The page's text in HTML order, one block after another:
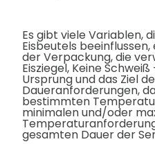
Es gibt viele Variablen,
Eisbeutels
der Verpackung, die
Eisziegel, Keine
Ursprung und das Ziel
Daueranforderungen,
bestimmten
minimalen und/oder
gesamten Dauer der